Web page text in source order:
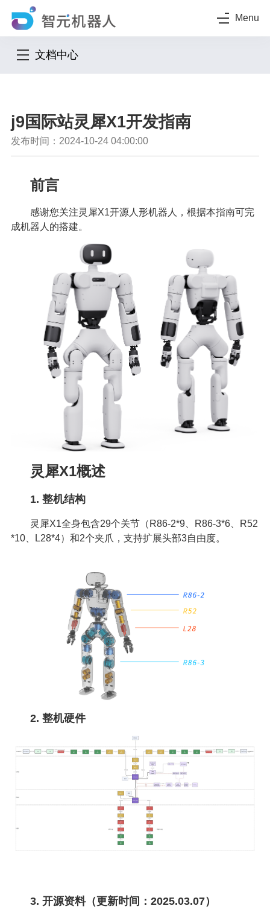
Menu
文档中心
j9国际站灵犀X1开发指南
发布时间：2024-10-24 04:00:00
前言
感谢您关注灵犀X1开源人形机器人，根据本指南可完
成机器人的搭建。
灵犀X1概述
1. 整机结构
灵犀X1全身包含29个关节（R86-2*9、R86-3*6、R52
*10、L28*4）和2个夹爪，支持扩展头部3自由度。
2. 整机硬件
3. 开源资料（更新时间：2025.03.07）